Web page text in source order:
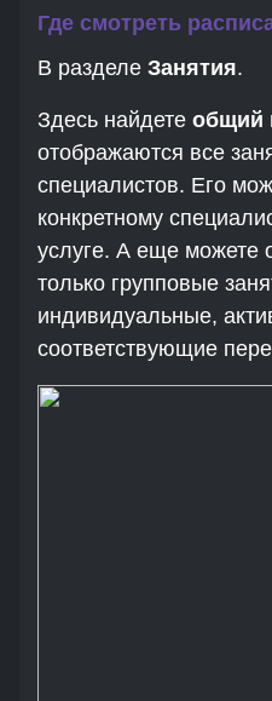
Где смотреть
В разделе Занятия.
Здесь найдете общий
отображаются все
специалистов. Его
конкретному
услуге. А еще можете
только групповые
индивидуальные,
соответствующие